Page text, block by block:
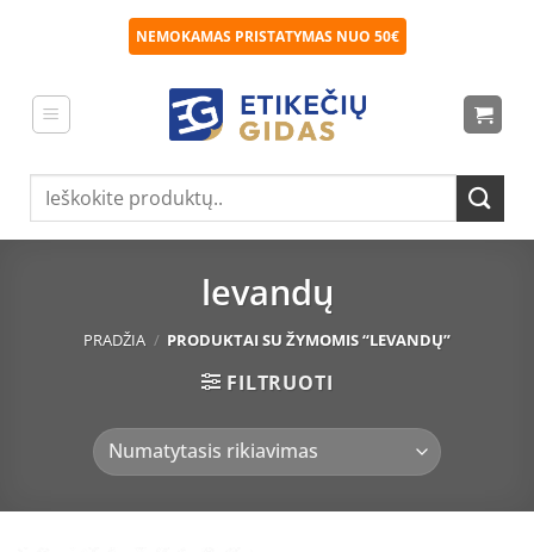
NEMOKAMAS PRISTATYMAS NUO 50€
Ieškoti:
levandų
PRADŽIA / PRODUKTAI SU ŽYMOMIS “LEVANDŲ”
FILTRUOTI